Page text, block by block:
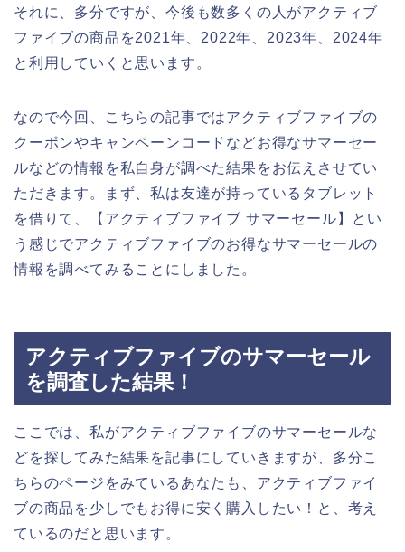
それに、多分ですが、今後も数多くの人がアクティブ
ファイブの商品を2021年、2022年、2023年、2024年
と利用していくと思います。
なので今回、こちらの記事ではアクティブファイブの
クーポンやキャンペーンコードなどお得なサマーセー
ルなどの情報を私自身が調べた結果をお伝えさせてい
ただきます。まず、私は友達が持っているタブレット
を借りて、【アクティブファイブ サマーセール】とい
う感じでアクティブファイブのお得なサマーセールの
情報を調べてみることにしました。
アクティブファイブのサマーセール
を調査した結果！
ここでは、私がアクティブファイブのサマーセールな
どを探してみた結果を記事にしていきますが、多分こ
ちらのページをみているあなたも、アクティブファイ
ブの商品を少しでもお得に安く購入したい！と、考え
ているのだと思います。